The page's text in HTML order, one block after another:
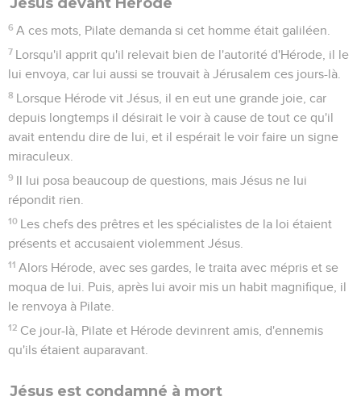
6 A ces mots, Pilate demanda si cet homme était galiléen.
7 Lorsqu'il apprit qu'il relevait bien de l'autorité d'Hérode, il le
lui envoya, car lui aussi se trouvait à Jérusalem ces jours-là.
8 Lorsque Hérode vit Jésus, il en eut une grande joie, car
depuis longtemps il désirait le voir à cause de tout ce qu'il
avait entendu dire de lui, et il espérait le voir faire un signe
miraculeux.
9 Il lui posa beaucoup de questions, mais Jésus ne lui
répondit rien.
10 Les chefs des prêtres et les spécialistes de la loi étaient
présents et accusaient violemment Jésus.
11 Alors Hérode, avec ses gardes, le traita avec mépris et se
moqua de lui. Puis, après lui avoir mis un habit magnifique, il
le renvoya à Pilate.
12 Ce jour-là, Pilate et Hérode devinrent amis, d'ennemis
qu'ils étaient auparavant.
Jésus est condamné à mort